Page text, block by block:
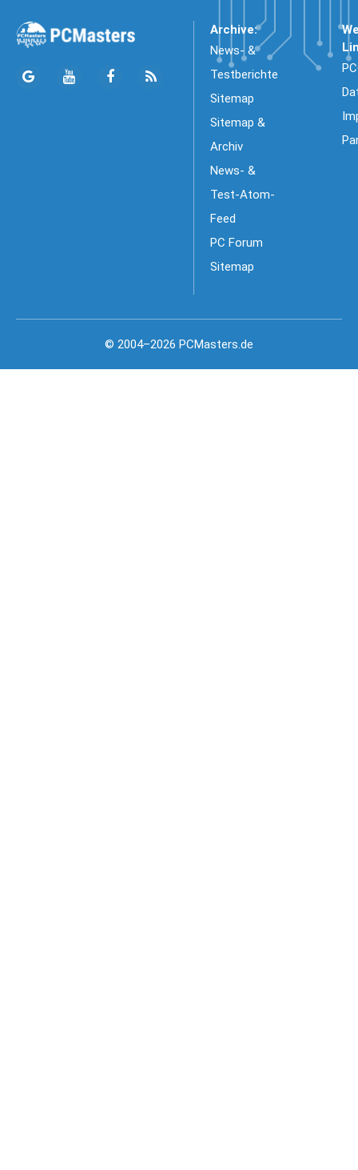
Archive:
News- &
Testberichte
Sitemap
Sitemap &
Archiv
News- &
Test-Atom-
Feed
PC Forum
Sitemap
© 2004–2026 PCMasters.de